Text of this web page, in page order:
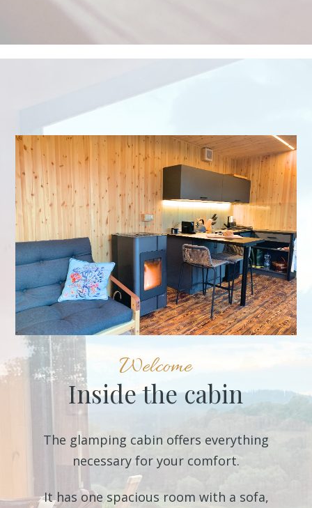
Welcome
Inside the cabin
The glamping cabin offers everything
necessary for your comfort.
It has one spacious room with a sofa,